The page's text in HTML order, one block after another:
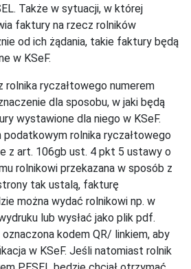
Także w sytuacji, w której
faktury na rzecz rolników
od ich żądania, takie faktury będą
w KSeF.
rolnika ryczałtowego numerem
dla sposobu, w jaki będą
wystawione dla niego w KSeF.
rolnika ryczałtowego
z art. 106gb ust. 4 pkt 5 ustawy o
rolnikowi przekazana w sposób z
tak ustalą, fakturę
można wydać rolnikowi np. w
lub wysłać jako plik pdf.
kodem QR/ linkiem, aby
w KSeF. Jeśli natomiast rolnik